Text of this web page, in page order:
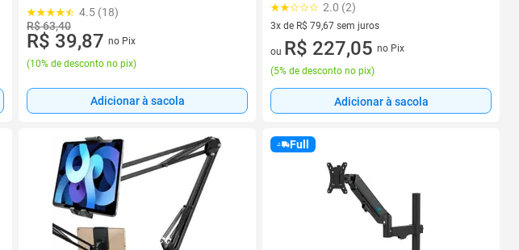
4.5 (18)
R$ 63,40
R$ 39,87 no Pix
(10% de desconto no pix)
Adicionar à sacola
2.0 (2)
3x de R$ 79,67 sem juros
3 vez de R$ 79,67 sem juros
ou R$ 227,05 no Pix
(5% de desconto no pix)
Adicionar à sacola
Full